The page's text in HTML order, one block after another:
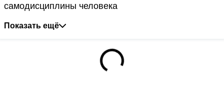
самодисциплины человека
Показать ещё